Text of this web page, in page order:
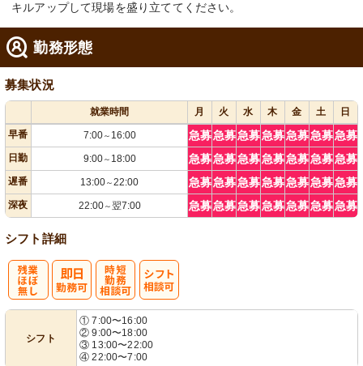
キルアップして現場を盛り立ててください。
勤務形態
募集状況
就業時間 月 火 水 木 金 土
日
早番
7:00～ 16:00 急募急募急募急募急募急募急募
日勤 9:00～ 18:00 急募急募急募急募急募急募急募
遅番 13:00～22:00 急募急募急募急募急募急募急募
深夜 22:00～翌7:00 急募急募急募急募急募急募急募
シフト詳細
シフト
① 7:00〜16:00
② 9:00〜18:00
③ 13:00〜22:00
④ 22:00〜7:00